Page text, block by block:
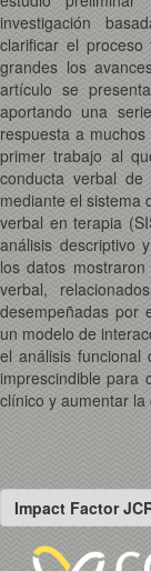
investigación
clarificar el
grandes los
artículo se
aportando una
respuesta a
primer trabajo al
conducta verbal
mediante el sistema
verbal en terapia
análisis descriptivo
los datos
verbal,
desempeñadas por
un modelo de
el análisis funcional
imprescindible para
clínico y aumentar
Impact Factor